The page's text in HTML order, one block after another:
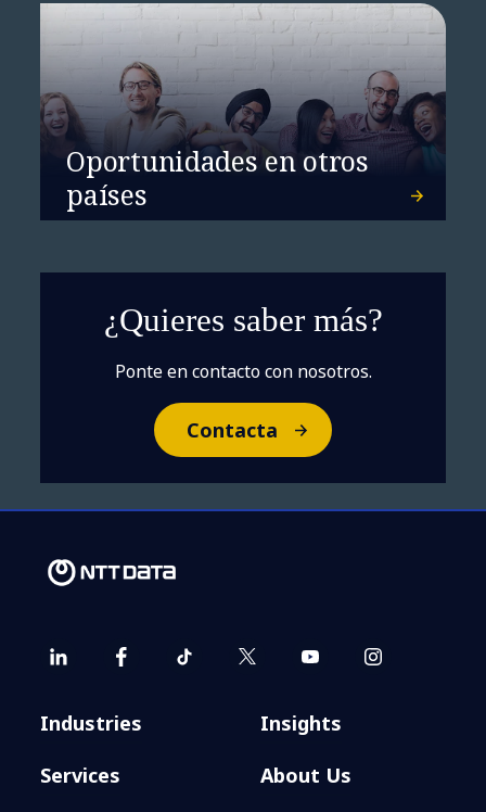
Oportunidades en otros
países
¿Quieres saber más?
Ponte en contacto con nosotros.
Contacta
Industries
Services
Insights
About Us